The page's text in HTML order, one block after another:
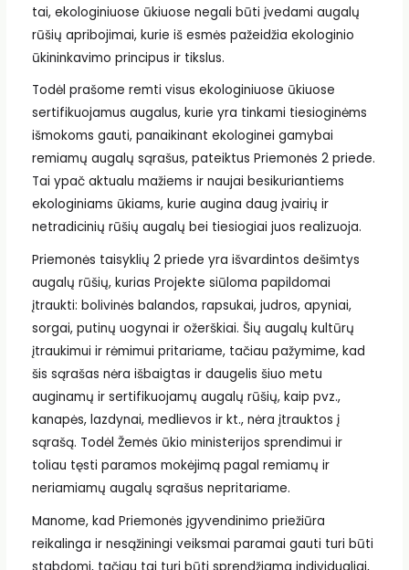
tai, ekologiniuose ūkiuose negali būti įvedami augalų
rūšių apribojimai, kurie iš esmės pažeidžia ekologinio
ūkininkavimo principus ir tikslus.
Todėl prašome remti visus ekologiniuose ūkiuose
sertifikuojamus augalus, kurie yra tinkami tiesioginėms
išmokoms gauti, panaikinant ekologinei gamybai
remiamų augalų sąrašus, pateiktus Priemonės 2 priede.
Tai ypač aktualu mažiems ir naujai besikuriantiems
ekologiniams ūkiams, kurie augina daug įvairių ir
netradicinių rūšių augalų bei tiesiogiai juos realizuoja.
Priemonės taisyklių 2 priede yra išvardintos dešimtys
augalų rūšių, kurias Projekte siūloma papildomai
įtraukti: bolivinės balandos, rapsukai, judros, apyniai,
sorgai, putinų uogynai ir ožerškiai. Šių augalų kultūrų
įtraukimui ir rėmimui pritariame, tačiau pažymime, kad
šis sąrašas nėra išbaigtas ir daugelis šiuo metu
auginamų ir sertifikuojamų augalų rūšių, kaip pvz.,
kanapės, lazdynai, medlievos ir kt., nėra įtrauktos į
sąrašą. Todėl Žemės ūkio ministerijos sprendimui ir
toliau tęsti paramos mokėjimą pagal remiamų ir
neriamiamų augalų sąrašus nepritariame.
Manome, kad Priemonės įgyvendinimo priežiūra
reikalinga ir nesąžiningi veiksmai paramai gauti turi būti
stabdomi, tačiau tai turi būti sprendžiama individualiai,